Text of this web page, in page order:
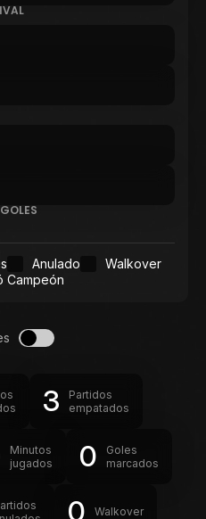
Anulado
Walkover
Campeón
3
Partidos
empatados
Minutos
jugados
0
Goles
marcados
0 Walkover